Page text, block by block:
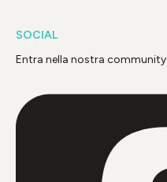
SOCIAL
Entra nella nostra community